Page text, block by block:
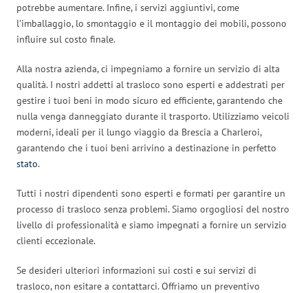
potrebbe aumentare. Infine, i servizi aggiuntivi, come
l’imballaggio, lo smontaggio e il montaggio dei mobili, possono
influire sul costo finale.
Alla nostra azienda, ci impegniamo a fornire un servizio di alta
qualità. I nostri addetti al trasloco sono esperti e addestrati per
gestire i tuoi beni in modo sicuro ed efficiente, garantendo che
nulla venga danneggiato durante il trasporto. Utilizziamo veicoli
moderni, ideali per il lungo viaggio da Brescia a Charleroi,
garantendo che i tuoi beni arrivino a destinazione in perfetto
stato.
Tutti i nostri dipendenti sono esperti e formati per garantire un
processo di trasloco senza problemi. Siamo orgogliosi del nostro
livello di professionalità e siamo impegnati a fornire un servizio
clienti eccezionale.
Se desideri ulteriori informazioni sui costi e sui servizi di
trasloco, non esitare a contattarci. Offriamo un preventivo